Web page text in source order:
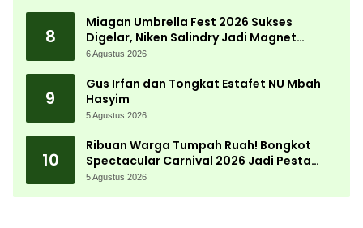
8
Miagan Umbrella Fest 2026 Sukses
Digelar, Niken Salindry Jadi Magnet
Ribuan Pengunjung
6 Agustus 2026
9
Gus Irfan dan Tongkat Estafet NU Mbah
Hasyim
5 Agustus 2026
10
Ribuan Warga Tumpah Ruah! Bongkot
Spectacular Carnival 2026 Jadi Pesta
Kemerdekaan Terbesar di Peterongan
5 Agustus 2026